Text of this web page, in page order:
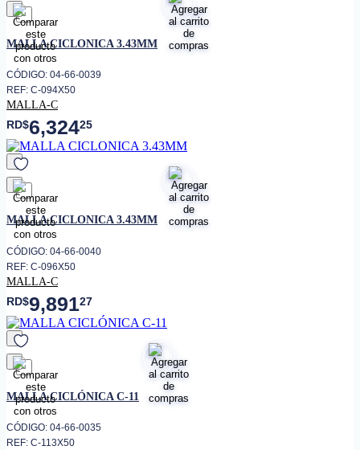
favorito
MALLA CICLONICA 3.43MM
CÓDIGO: 04-66-0039
REF: C-094X50
MALLA-C
RD$6,32425
favorito
MALLA CICLONICA 3.43MM
CÓDIGO: 04-66-0040
REF: C-096X50
MALLA-C
RD$9,89127
favorito
MALLA CICLÓNICA C-11
CÓDIGO: 04-66-0035
REF: C-113X50